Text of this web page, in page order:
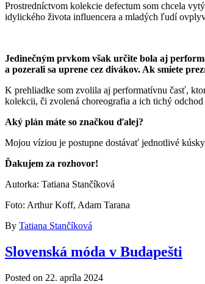
Prostredníctvom kolekcie defectum som chcela
idylického života influencera a mladých ľudí
Jedinečným prvkom však určite bola aj
a pozerali sa uprene cez divákov. Ak smiete
K prehliadke som zvolila aj performatívnu časť,
kolekcii, či zvolená choreografia a ich tichý
Aký plán máte so značkou ďalej?
Mojou víziou je postupne dostávať jednotlivé
Ďakujem za rozhovor!
Autorka: Tatiana Stančíková
Foto: Arthur Koff, Adam Tarana
By Tatiana Stančíková
Slovenská móda v Budapešti
Posted on 22. apríla 2024